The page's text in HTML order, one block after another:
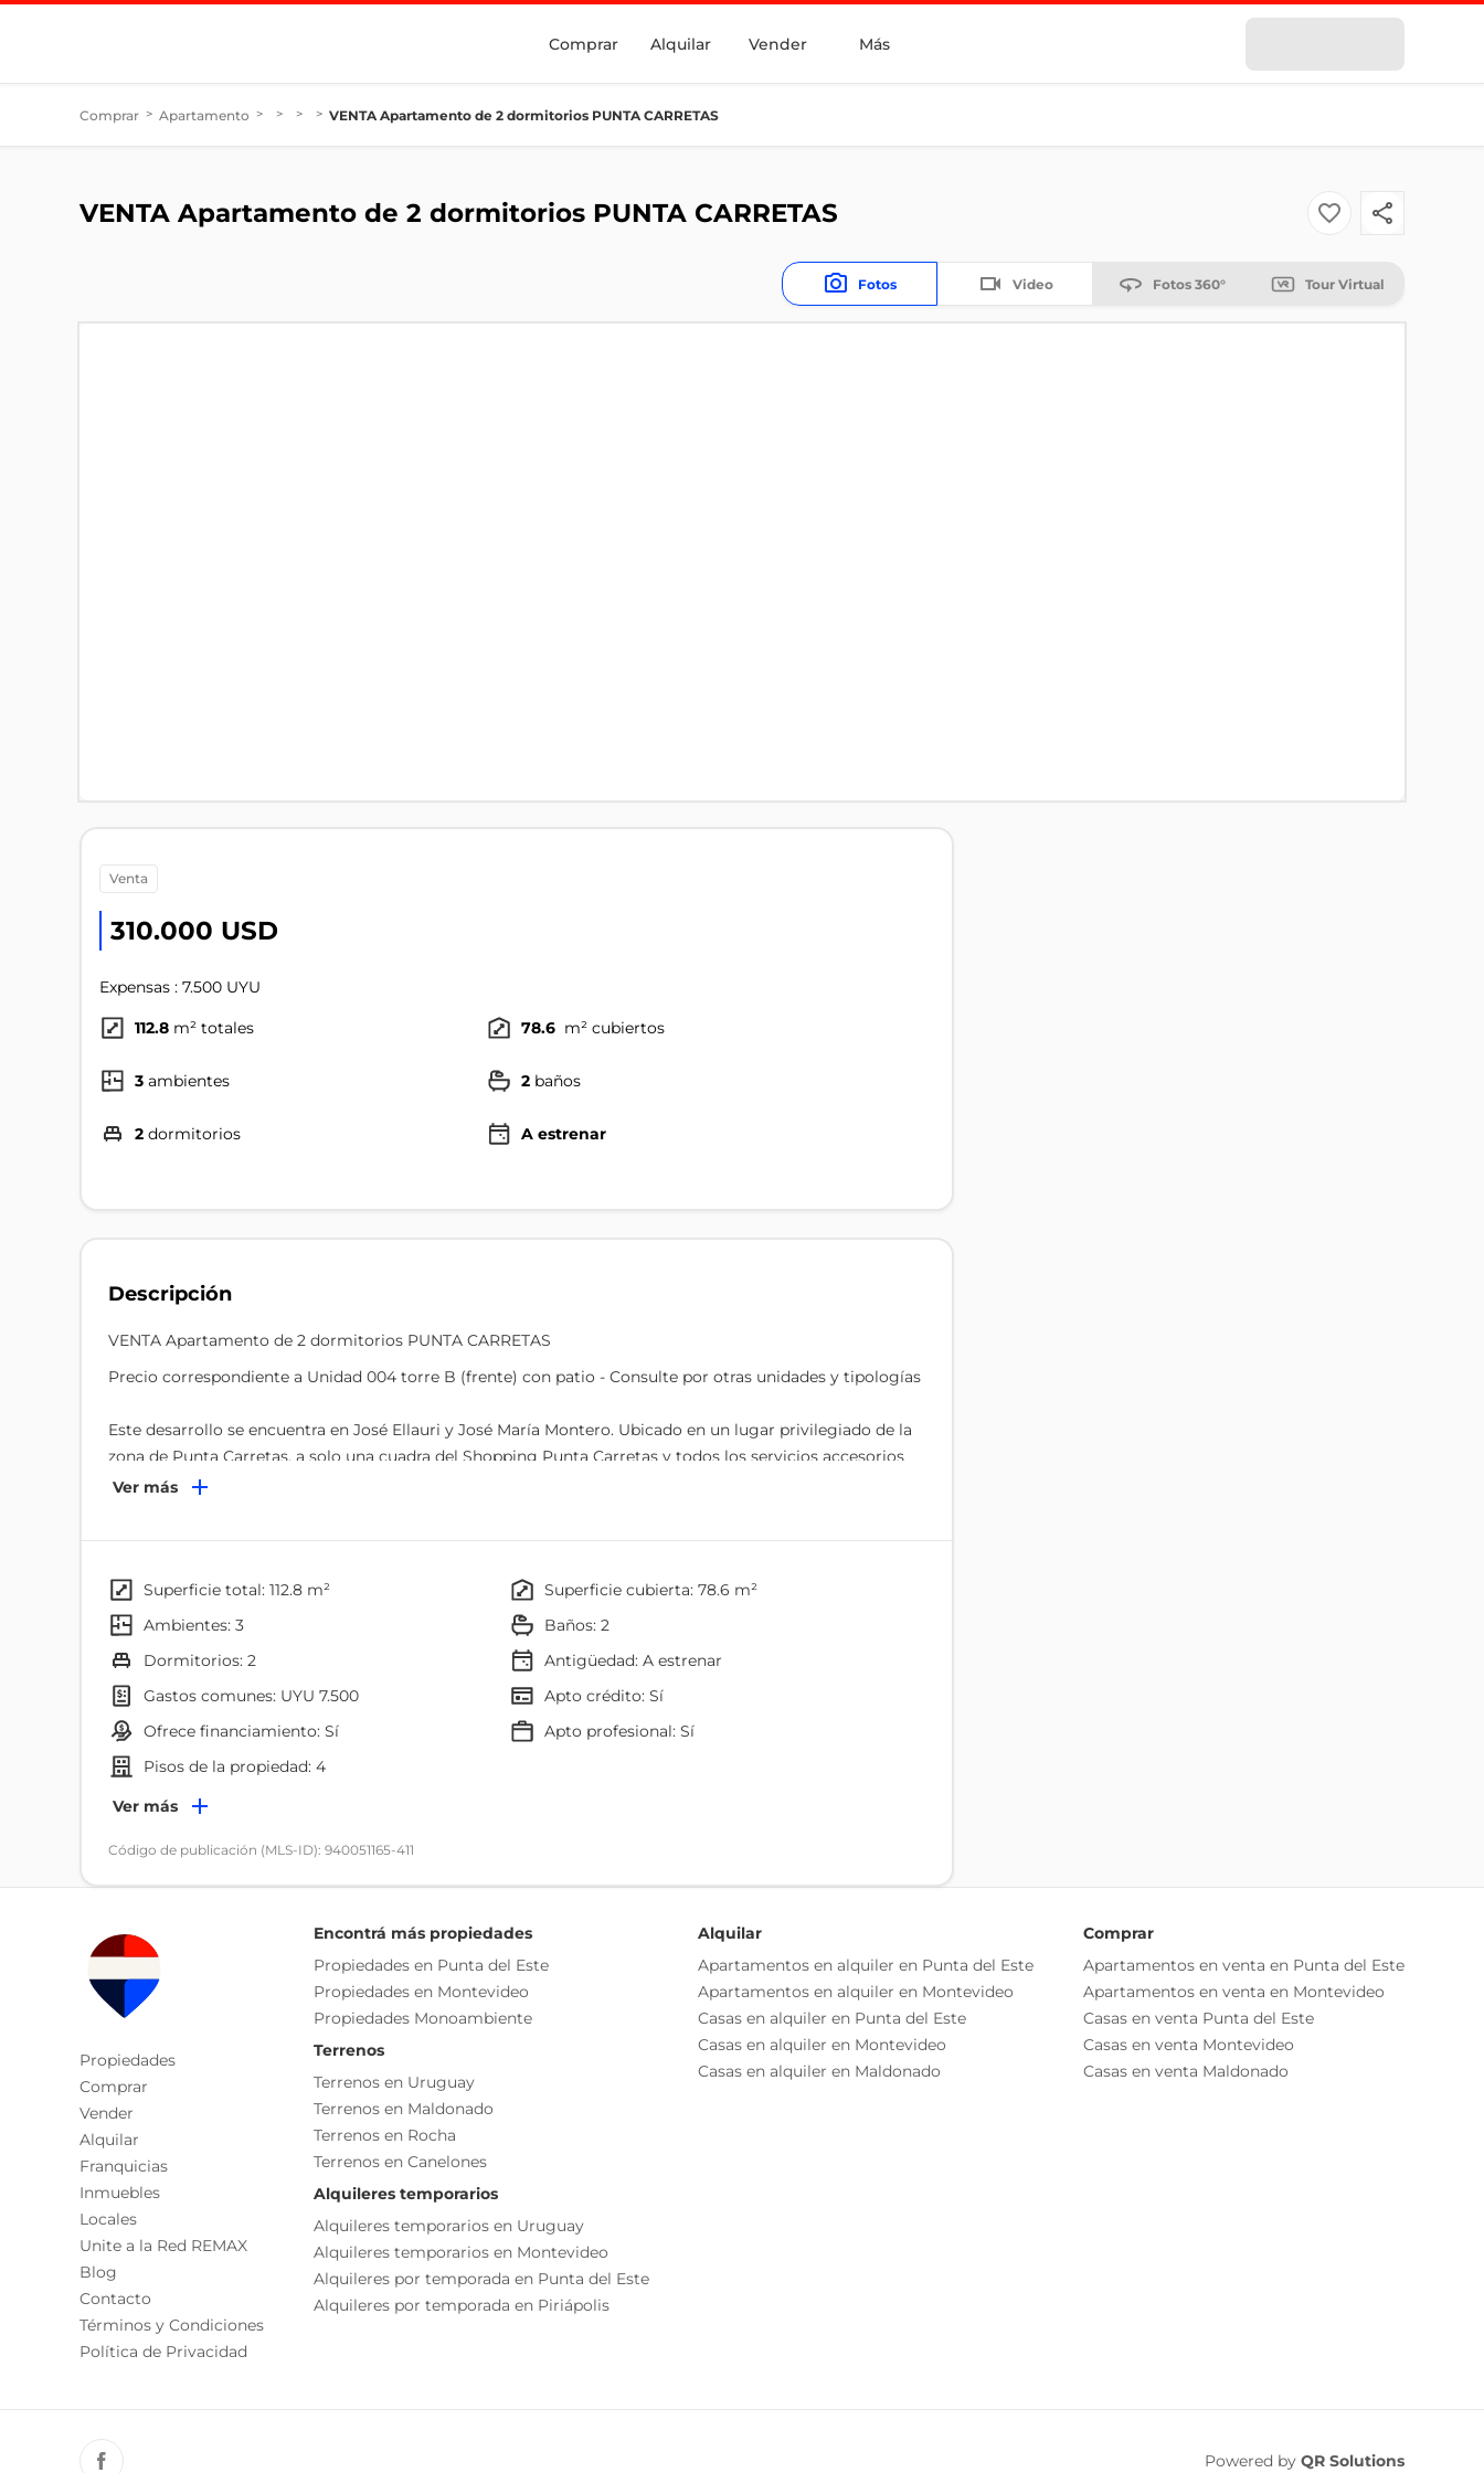
Comprar Alquilar Vender Más
Comprar > Apartamento > > > > VENTA Apartamento de 2 dormitorios PUNTA CARRETAS
VENTA Apartamento de 2 dormitorios PUNTA CARRETAS
Fotos Video Fotos 360° Tour Virtual
venta
310.000 USD
Expensas : 7.500 UYU
112.8 m² totales 78.6 m² cubiertos
3 ambientes 2 baños
2 dormitorios A estrenar
Descripción
VENTA Apartamento de 2 dormitorios PUNTA CARRETAS
Precio correspondiente a Unidad 004 torre B (frente) con patio - Consulte por otras unidades y tipologías
Este desarrollo se encuentra en José Ellauri y José María Montero. Ubicado en un lugar privilegiado de la
zona de Punta Carretas, a solo una cuadra del Shopping Punta Carretas y todos los servicios accesorios
que se ofrecen en los alrededores.
Amenities:
- Gimnasio
- Barbacoa cerrada
- Parillero abierto
- Soláriums
Todas las unidades vienen semi-equipadas con:
- Horno
- Anafe vitrocerámico
- Campana extractora
- Muebles de cocina
- Aberturas DVH linea gala
- Luminarias led empotradas
- Preinstalación para AC
- Losa radiante eléctrica en unidades de 2 y 3 dormitorios del 4to al 9no piso de la torre A.
Cada Oficina es de propiedad, gestión y desarrollo independiente
La presente publicación describe las características esenciales del inmueble, debiéndose consultar al
responsable de la operación por la eventual actualización de las medidas, descripciones arquitectónicas y
funcionales, servicios, impuestos, precios y demás información, cuyos valores son aproximados.
Ver más
superficie total: 112.8 m²
superficie cubierta: 78.6 m²
ambientes: 3
baños: 2
dormitorios: 2
Antigüedad:A estrenar
gastos comunes: UYU 7.500
Apto crédito: Sí
ofrece financiamiento: Sí
apto profesional: Sí
pisos de la propiedad: 4
Servicios
Electricidad
Internet
Desague Cloacal
Amenities
Aire Acondicionado
Portón Automático
Salón De Usos Múltiples - Sum
Ambientes
Dormitorio
Baño
Living
Terraza
Lavadero
Sala De Reuniones
Características
Placard
Permite Mascotas
Ver más
Código de publicación (MLS-ID): 940051165-411
Propiedades
Comprar
Vender
Alquilar
Franquicias
Inmuebles
Locales
Unite a la Red REMAX
Blog
Contacto
Términos y Condiciones
Política de Privacidad
Encontrá más propiedades
Propiedades en Punta del Este
Propiedades en Montevideo
Propiedades Monoambiente
Terrenos
Terrenos en Uruguay
Terrenos en Maldonado
Terrenos en Rocha
Terrenos en Canelones
Alquileres temporarios
Alquileres temporarios en Uruguay
Alquileres temporarios en Montevideo
Alquileres por temporada en Punta del Este
Alquileres por temporada en Piriápolis
Alquilar
Apartamentos en alquiler en Punta del Este
Apartamentos en alquiler en Montevideo
Casas en alquiler en Punta del Este
Casas en alquiler en Montevideo
Casas en alquiler en Maldonado
Comprar
Apartamentos en venta en Punta del Este
Apartamentos en venta en Montevideo
Casas en venta Punta del Este
Casas en venta Montevideo
Casas en venta Maldonado
Powered by QR Solutions